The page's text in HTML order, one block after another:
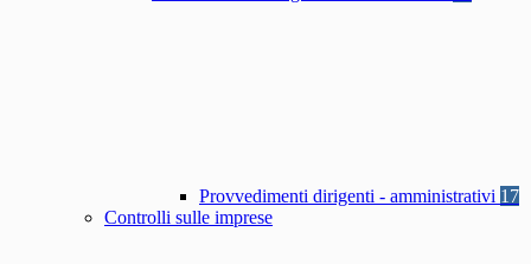
Provvedimenti dirigenti - amministrativi 17
Controlli sulle imprese